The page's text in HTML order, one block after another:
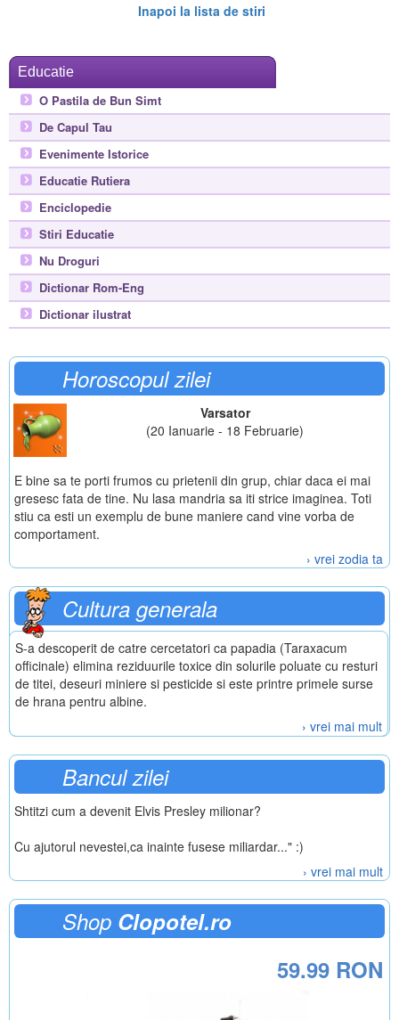
Educatie
O Pastila de Bun Simt
De Capul Tau
Evenimente Istorice
Educatie Rutiera
Enciclopedie
Stiri Educatie
Nu Droguri
Dictionar Rom-Eng
Dictionar ilustrat
Horoscopul zilei
Varsator
(20 Ianuarie - 18 Februarie)
E bine sa te porti frumos cu prietenii din grup, chiar daca ei mai
gresesc fata de tine. Nu lasa mandria sa iti strice imaginea. Toti
stiu ca esti un exemplu de bune maniere cand vine vorba de
comportament.
› vrei zodia ta
Cultura generala
S-a descoperit de catre cercetatori ca papadia (Taraxacum
officinale) elimina reziduurile toxice din solurile poluate cu resturi
de titei, deseuri miniere si pesticide si este printre primele surse
de hrana pentru albine.
› vrei mai mult
Bancul zilei
Shtitzi cum a devenit Elvis Presley milionar?
Cu ajutorul nevestei,ca inainte fusese miliardar..." :)
› vrei mai mult
Shop Clopotel.ro
59.99 RON
Inapoi la lista de stiri